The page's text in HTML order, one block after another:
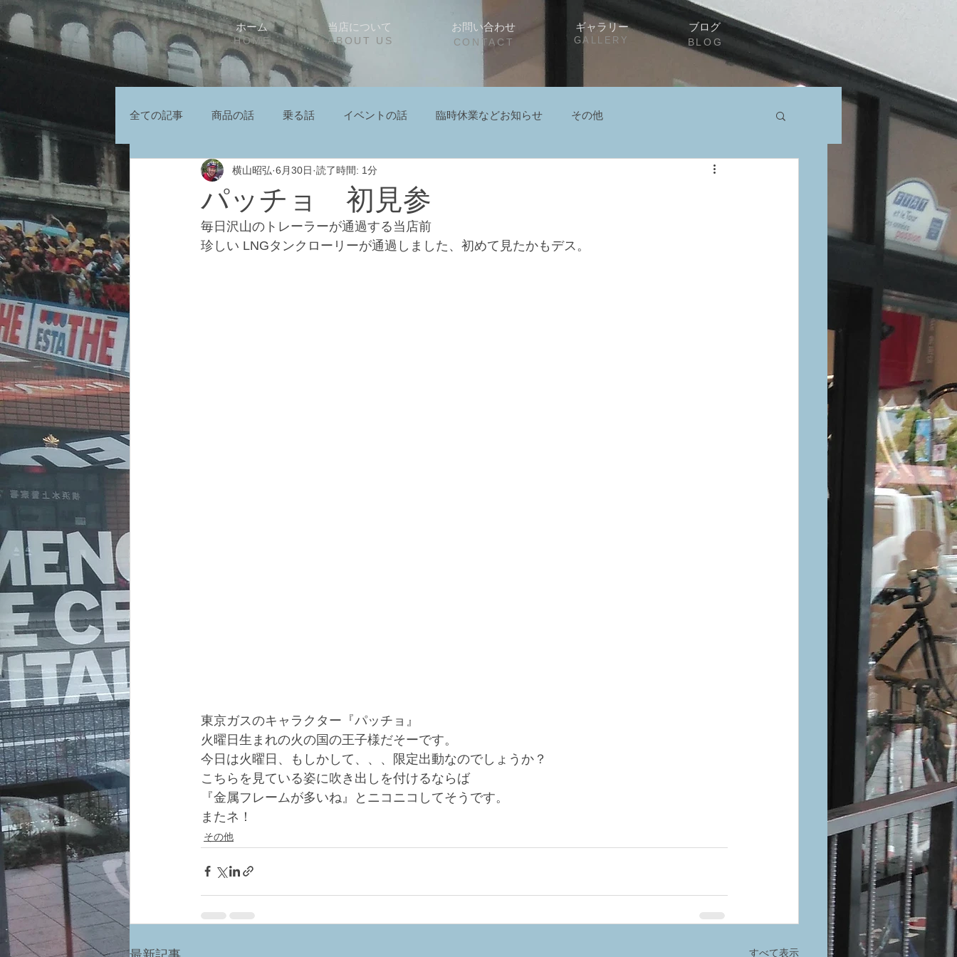
ホーム 当店について お問い合わせ ギャラリー ブログ
HOME ABOUT US GALLERY
CONTACT BLOG
全ての記事 商品の話 乗る話 イベントの話 臨時休業などお知らせ その他
パッチョ 初見参
横山昭弘 6月30日 読了時間: 1分
毎日沢山のトレーラーが通過する当店前
珍しい LNGタンクローリーが通過しました、初めて見たかもデス。
東京ガスのキャラクター『パッチョ』
火曜日生まれの火の国の王子様だそーです。
今日は火曜日、もしかして、、、限定出動なのでしょうか？
こちらを見ている姿に吹き出しを付けるならば
『金属フレームが多いね』とニコニコしてそうです。
またネ！
その他
すべて表示